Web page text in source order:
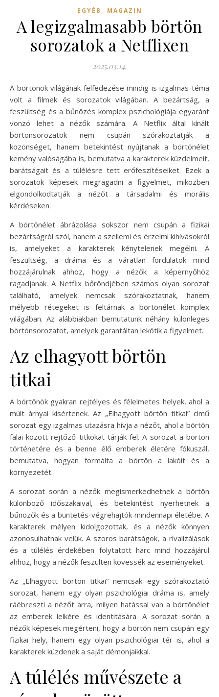
EGYÉB , MAGAZIN
A legizgalmasabb börtön
sorozatok a Netflixen
2025.03.14.
A börtönök világának felfedezése mindig is izgalmas téma
volt a filmek és sorozatok világában. A bezártság, a
feszültség és a bűnözés komplex pszichológiája egyaránt
vonzó lehet a nézők számára. A Netflix által kínált
börtönsorozatok nem csupán szórakoztatják a
közönséget, hanem betekintést nyújtanak a börtönélet
kemény valóságába is, bemutatva a karakterek küzdelmeit,
barátságait és a túlélésre tett erőfeszítéseiket. Ezek a
sorozatok képesek megragadni a figyelmet, miközben
elgondolkodtatják a nézőt a társadalmi és morális
kérdéseken.
A börtönélet ábrázolása sokszor nem csupán a fizikai
bezártságról szól, hanem a szellemi és érzelmi kihívásokról
is, amelyeket a karakterek kénytelenek megélni. A
feszültség, a dráma és a váratlan fordulatok mind
hozzájárulnak ahhoz, hogy a nézők a képernyőhöz
ragadjanak. A Netflix bőröndjében számos olyan sorozat
található, amelyek nemcsak szórakoztatnak, hanem
mélyebb rétegeket is feltárnak a börtönélet komplex
világában. Az alábbiakban bemutatunk néhány különleges
börtönsorozatot, amelyek garantáltan lekötik a figyelmet.
Az elhagyott börtön
titkai
A börtönök gyakran rejtélyes és félelmetes helyek, ahol a
múlt árnyai kísértenek. Az „Elhagyott börtön titkai” című
sorozat egy izgalmas utazásra hívja a nézőt, ahol a börtön
falai között rejtőző titkokat tárják fel. A sorozat a börtön
történetére és a benne élő emberek életére fókuszál,
bemutatva, hogyan formálta a börtön a lakóit és a
környezetét.
A sorozat során a nézők megismerkedhetnek a börtön
különböző időszakaival, és betekintést nyerhetnek a
bűnözők és a büntetés-végrehajtók mindennapi életébe. A
karakterek mélyen kidolgozottak, és a nézők könnyen
azonosulhatnak velük. A szoros barátságok, a rivalizálások
és a túlélés érdekében folytatott harc mind hozzájárul
ahhoz, hogy a nézők feszülten kövessék az eseményeket.
Az „Elhagyott börtön titkai” nemcsak egy szórakoztató
sorozat, hanem egy olyan pszichológiai dráma is, amely
ráébreszti a nézőt arra, milyen hatással van a börtönélet
az emberek lelkére és identitására. A sorozat során a
nézők képesek megérteni, hogy a börtön nem csupán egy
fizikai hely, hanem egy olyan pszichológiai tér is, ahol a
karakterek küzdenek a saját démonjaikkal.
A túlélés művészete a